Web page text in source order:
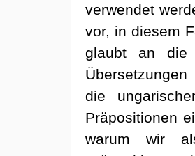
verwendet
vor, in diesem
glaubt an die
die
Präpositionen
warum wir